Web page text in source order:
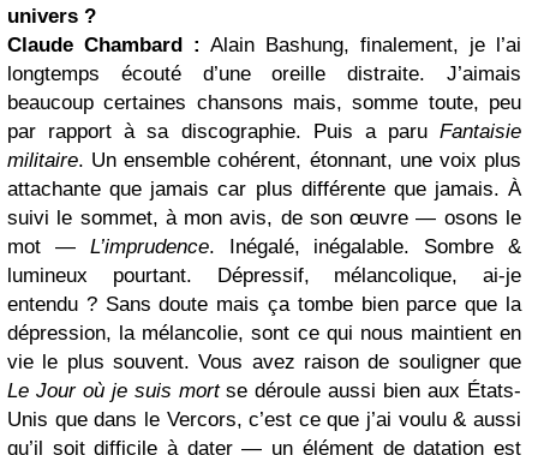
univers ?
Claude Chambard : Alain Bashung, finalement, je l’ai
longtemps écouté d’une oreille distraite. J’aimais
beaucoup certaines chansons mais, somme toute, peu
par rapport à sa discographie. Puis a paru Fantaisie
militaire. Un ensemble cohérent, étonnant, une voix plus
attachante que jamais car plus différente que jamais. À
suivi le sommet, à mon avis, de son œuvre — osons le
mot — L’imprudence. Inégalé, inégalable. Sombre &
lumineux pourtant. Dépressif, mélancolique, ai-je
entendu ? Sans doute mais ça tombe bien parce que la
dépression, la mélancolie, sont ce qui nous maintient en
vie le plus souvent. Vous avez raison de souligner que
Le Jour où je suis mortse déroule aussi bien aux États-
Unis que dans le Vercors, c’est ce que j’ai voulu & aussi
qu’il soit difficile à dater — un élément de datation est